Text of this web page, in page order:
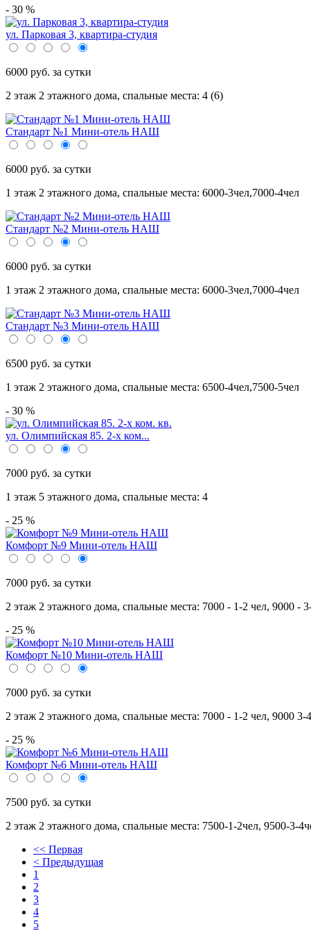
- 30 %
ул. Парковая 3, квартира-студия
6000 руб. за сутки
2 этаж 2 этажного дома, спальные места: 4 (6)
Стандарт №1 Мини-отель НАШ
6000 руб. за сутки
1 этаж 2 этажного дома, спальные места: 6000-3чел,7000-4чел
Стандарт №2 Мини-отель НАШ
6000 руб. за сутки
1 этаж 2 этажного дома, спальные места: 6000-3чел,7000-4чел
Стандарт №3 Мини-отель НАШ
6500 руб. за сутки
1 этаж 2 этажного дома, спальные места: 6500-4чел,7500-5чел
- 30 %
ул. Олимпийская 85. 2-х ком...
7000 руб. за сутки
1 этаж 5 этажного дома, спальные места: 4
- 25 %
Комфорт №9 Мини-отель НАШ
7000 руб. за сутки
2 этаж 2 этажного дома, спальные места: 7000 - 1-2 чел, 9000 -
- 25 %
Комфорт №10 Мини-отель НАШ
7000 руб. за сутки
2 этаж 2 этажного дома, спальные места: 7000 - 1-2 чел, 9000 3-
- 25 %
Комфорт №6 Мини-отель НАШ
7500 руб. за сутки
2 этаж 2 этажного дома, спальные места: 7500-1-2чел, 9500-3-
<< Первая
< Предыдущая
1
2
3
4
5